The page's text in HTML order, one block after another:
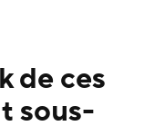
de ces
sous-